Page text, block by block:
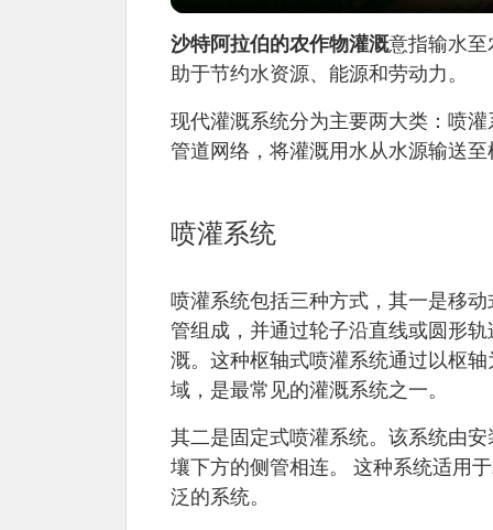
沙特阿拉伯的农作物灌溉意指输水
助于节约水资源、能源和劳动力。
现代灌溉系统分为主要两大类：喷
管道网络，将灌溉用水从水源输送
喷灌系统
喷灌系统包括三种方式，其一是移
管组成，并通过轮子沿直线或圆形
溉。这种枢轴式喷灌系统通过以枢
域，是最常见的灌溉系统之一。
其二是固定式喷灌系统。该系统由
壤下方的侧管相连。 这种系统适用
泛的系统。